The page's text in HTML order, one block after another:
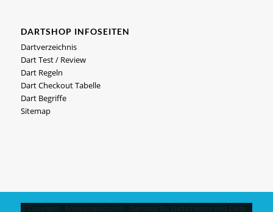
DARTSHOP INFOSEITEN
Dartverzeichnis
Dart Test / Review
Dart Regeln
Dart Checkout Tabelle
Dart Begriffe
Sitemap
© Copyright - Kneipensport.com - Dartshop für Dartscheiben und Darts